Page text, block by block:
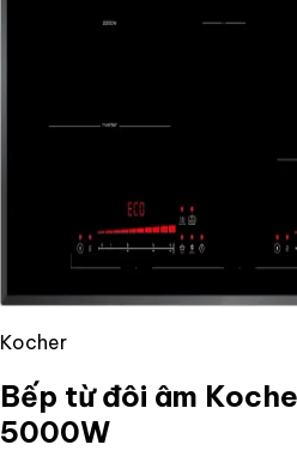
Kocher
Bếp từ đôi âm
5000W